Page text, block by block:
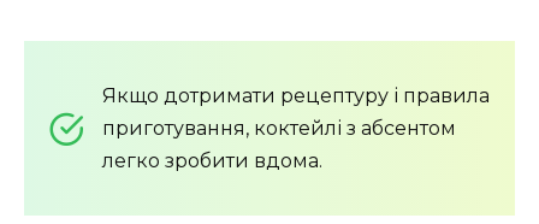
Якщо дотримати рецептуру і правила
приготування, коктейлі з абсентом
легко зробити вдома.